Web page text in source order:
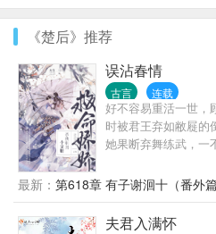
《楚后》推荐
误沾春情
古言 连载
好不容易重活一世，
时被君王弃如敝屣的
她果断弃舞练武，一
妃继续当！该死还得
人：“那他呢？他也乱
妙音：“你有！你上
最新： 第618章 有子谢洄十（番外篇
夫君入满怀